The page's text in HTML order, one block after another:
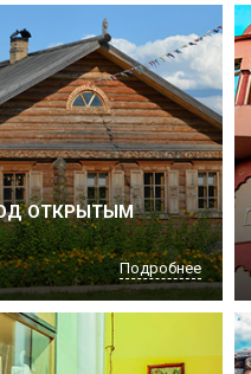
ОТКРЫТЫМ
Подробнее